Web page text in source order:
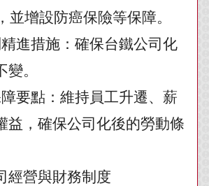
並增設防癌保險等保障。
進措施：確保台鐵公司化
。
要點：維持員工升遷、薪
益，確保公司化後的勞動條
經營與財務制度